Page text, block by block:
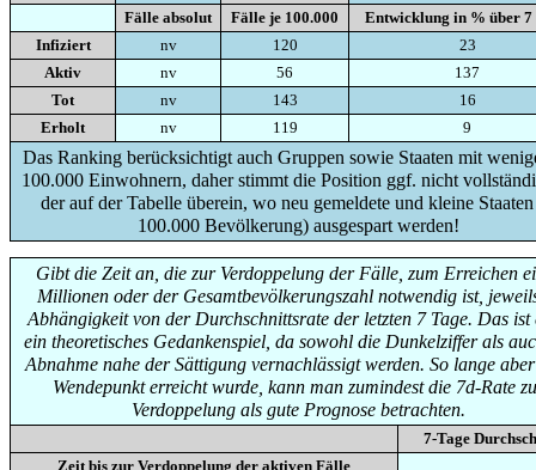
Fälle absolut
Fälle je 100.000
Entwicklung in % über 7
Infiziert
nv 120
23
Aktiv
nv 56
137
Tot
nv 143
16
Erholt
nv 119 9
Das Ranking berücksichtigt auch Gruppen sowie Staaten mit
100.000 Einwohnern, daher stimmt die Position ggf. nicht
der auf der Tabelle überein, wo neu gemeldete und kleine
100.000 Bevölkerung) ausgespart werden!
Gibt die Zeit an, die zur Verdoppelung der Fälle, zum Erreichen
Millionen oder der Gesamtbevölkerungszahl notwendig ist,
Abhängigkeit von der Durchschnittsrate der letzten 7 Tage. Das ist
ein theoretisches Gedankenspiel, da sowohl die Dunkelziffer als
Abnahme nahe der Sättigung vernachlässigt werden. So lange
Wendepunkt erreicht wurde, kann man zumindest die 7d-Rate
Verdoppelung als gute Prognose betrachten.
7-Tage
Zeit bis zur Verdoppelung der aktiven Fälle